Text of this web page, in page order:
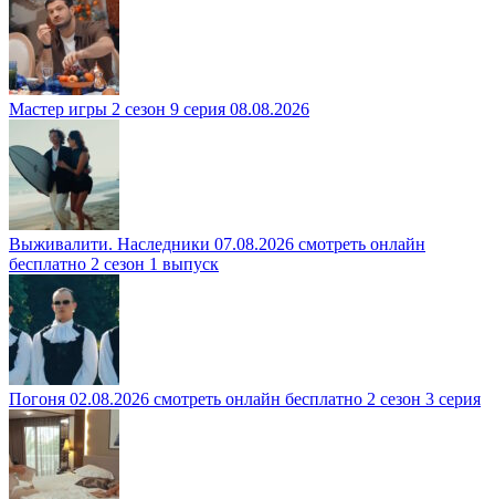
Мастер игры 2 сезон 9 серия 08.08.2026
Выживалити. Наследники 07.08.2026 смотреть онлайн
бесплатно 2 сезон 1 выпуск
Погоня 02.08.2026 смотреть онлайн бесплатно 2 сезон 3 серия